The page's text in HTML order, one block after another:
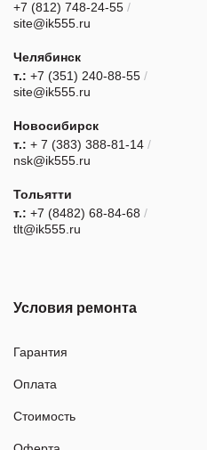
+7 (812) 748-24-55 /
site@ik555.ru
Челябинск
т.: +7 (351) 240-88-55 /
site@ik555.ru
Новосибирск
т.: + 7 (383) 388-81-14 /
nsk@ik555.ru
Тольятти
т.: +7 (8482) 68-84-68 /
tlt@ik555.ru
Условия ремонта
Гарантия
Оплата
Стоимость